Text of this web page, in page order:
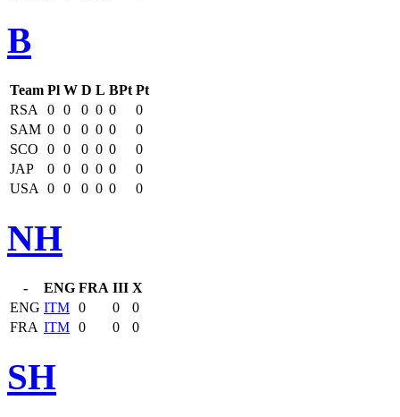
B
Team Pl W D L BPt Pt
RSA
0 0 0 0 0
0
SAM 0 0 0 0 0
0
SCO
0 0 0 0 0
0
JAP
0 0 0 0 0
0
USA
0 0 0 0 0 0
NH
- ENG FRA III X
ENG ITM 0 0
0
FRA ITM 0 0 0
SH